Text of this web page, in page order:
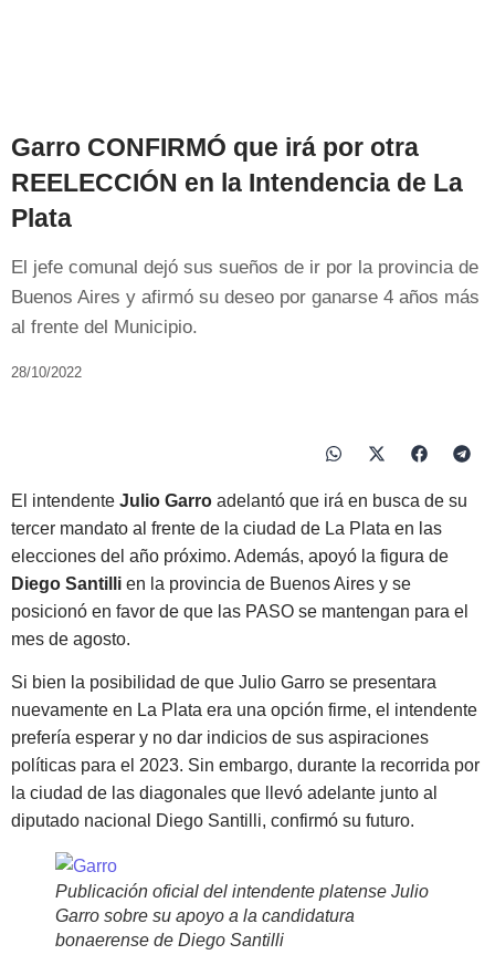
Garro CONFIRMÓ que irá por otra
REELECCIÓN en la Intendencia de La
Plata
El jefe comunal dejó sus sueños de ir por la provincia de
Buenos Aires y afirmó su deseo por ganarse 4 años más
al frente del Municipio.
28/10/2022
El intendente Julio Garro adelantó que irá en busca de su
tercer mandato al frente de la ciudad de La Plata en las
elecciones del año próximo. Además, apoyó la figura de
Diego Santilli en la provincia de Buenos Aires y se
posicionó en favor de que las PASO se mantengan para el
mes de agosto.
Si bien la posibilidad de que Julio Garro se presentara
nuevamente en La Plata era una opción firme, el intendente
prefería esperar y no dar indicios de sus aspiraciones
políticas para el 2023. Sin embargo, durante la recorrida por
la ciudad de las diagonales que llevó adelante junto al
diputado nacional Diego Santilli, confirmó su futuro.
Publicación oficial del intendente platense Julio
Garro sobre su apoyo a la candidatura
bonaerense de Diego Santilli